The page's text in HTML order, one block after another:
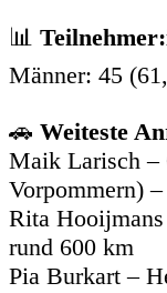
📊
Männer: 45
🚗 Weiteste
Maik Larisch –
Vorpommern)
Rita
rund 600 km
Pia Burkart –